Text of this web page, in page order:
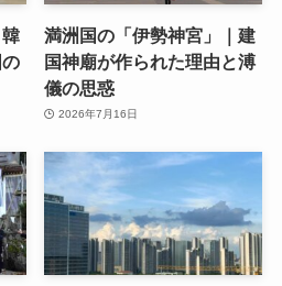
満洲国の「伊勢神宮」｜建
国神廟が作られた理由と溥
儀の思惑
2026年7月16日